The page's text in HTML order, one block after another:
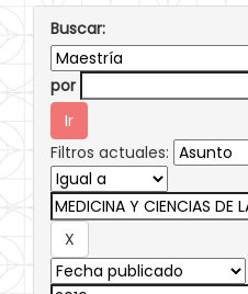
Buscar:
por
Filtros actuales: